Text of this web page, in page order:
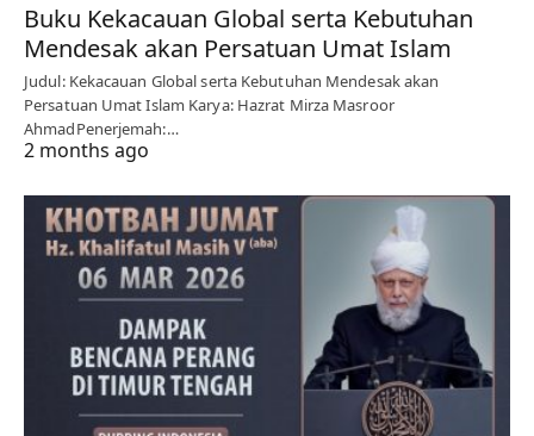
Buku Kekacauan Global serta Kebutuhan
Mendesak akan Persatuan Umat Islam
Judul: Kekacauan Global serta Kebutuhan Mendesak akan
Persatuan Umat Islam Karya: Hazrat Mirza Masroor
AhmadPenerjemah:…
2 months ago